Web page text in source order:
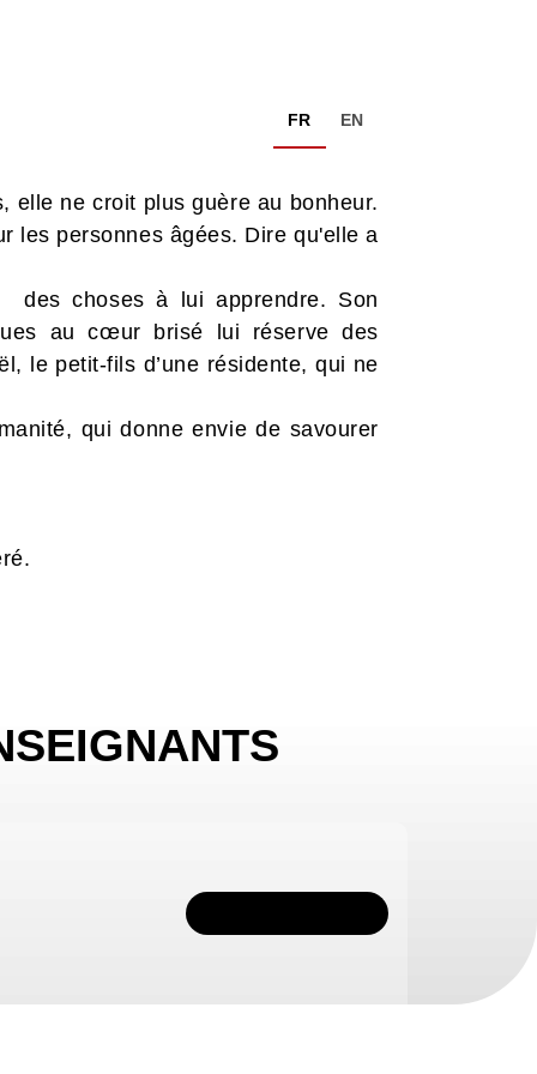
FR EN
elle ne croit plus guère au bonheur.
les personnes âgées. Dire qu'elle a
des choses à lui apprendre. Son
au cœur brisé lui réserve des
le petit-fils d’une résidente, qui ne
qui donne envie de savourer